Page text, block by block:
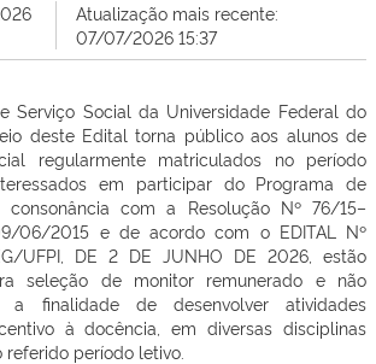
Atualização mais recente:
07/07/2026 15:37
Serviço Social da Universidade Federal do
deste Edital torna público aos alunos de
regularmente matriculados no período
em participar do Programa de
com a Resolução Nº 76/15–
06/2015 e de acordo com o EDITAL Nº
UFPI, DE 2 DE JUNHO DE 2026, estão
seleção de monitor remunerado e não
a finalidade de desenvolver atividades
à docência, em diversas disciplinas
período letivo.